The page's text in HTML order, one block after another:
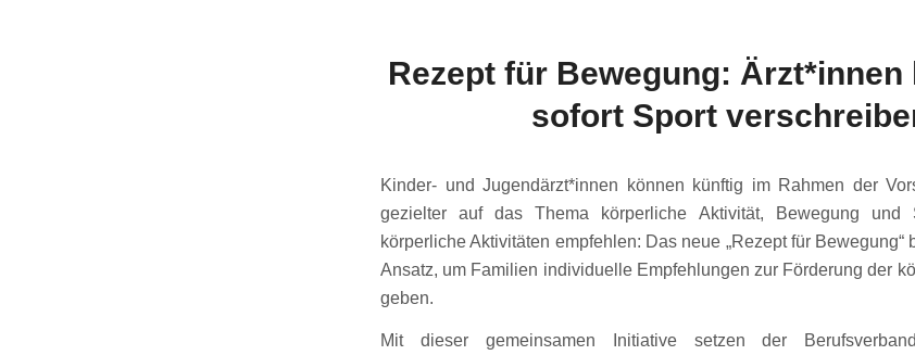
Rezept für Bewegung: Ärzt*innen
sofort Sport
Kinder- und Jugendärzt*innen können künftig im Rahmen der
gezielter auf das Thema körperliche Aktivität, Bewegung und
körperliche Aktivitäten empfehlen: Das neue „Rezept für Bewegung“
Ansatz, um Familien individuelle Empfehlungen zur Förderung der
geben.
Mit dieser gemeinsamen Initiative setzen der